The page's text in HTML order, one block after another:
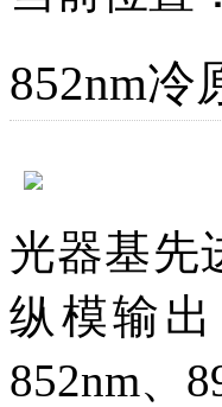
852nm冷
光器基先
纵模输出
852nm、